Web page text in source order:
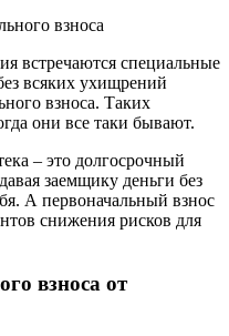
встречаются специальные
всяких ухищрений
взноса. Таких
они все таки бывают.
– это долгосрочный
заемщику деньги без
А первоначальный взнос
снижения рисков для
взноса от